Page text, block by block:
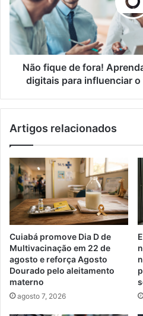
Aprenda
a
utilizar
plataformas
digitais
para
influenciar
sua
Não fique de fora!
digitais para influenciar
Artigos relacionados
Cuiabá promove Dia D de
Multivacinação em 22 de
agosto e reforça Agosto
Dourado pelo aleitamento
materno
agosto 7, 2026